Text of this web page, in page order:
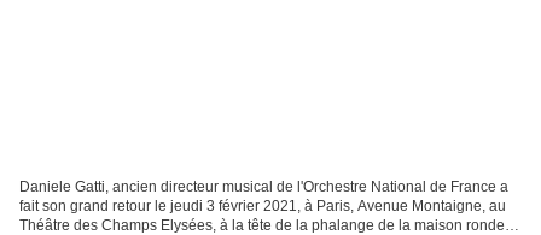
Daniele Gatti, ancien directeur musical de l'Orchestre National de France a
fait son grand retour le jeudi 3 février 2021, à Paris, Avenue Montaigne, au
Théâtre des Champs Elysées, à la tête de la phalange de la maison ronde.